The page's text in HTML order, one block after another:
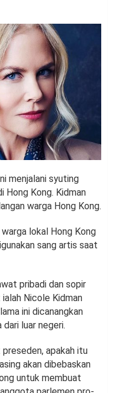
menjalani syuting
Hong Kong. Kidman
warga Hong Kong.
lokal Hong Kong
sang artis saat
pribadi dan sopir
Nicole Kidman
ini dicanangkan
luar negeri.
apakah itu
akan dibebaskan
untuk membuat